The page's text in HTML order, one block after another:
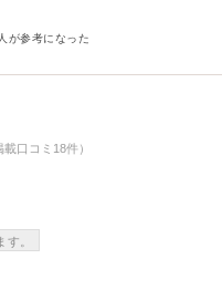
が参考になった
口コミ18件）
。